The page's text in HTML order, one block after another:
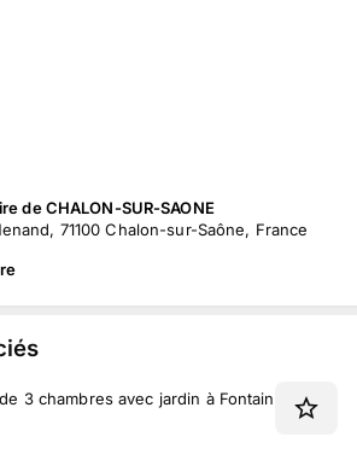
de CHALON-SUR-SAONE
71100 Chalon-sur-Saône, France
3 chambres avec jardin à Fontaines